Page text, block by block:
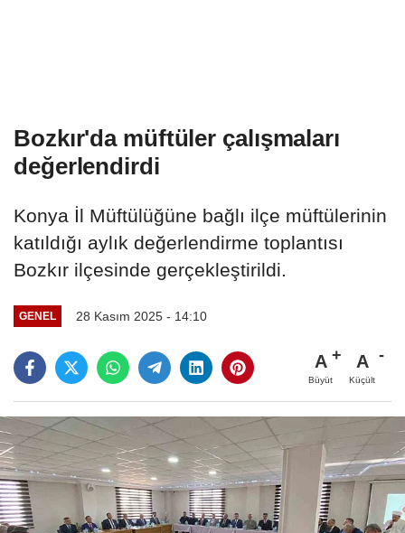
Bozkır'da müftüler çalışmaları
değerlendirdi
Konya İl Müftülüğüne bağlı ilçe müftülerinin
katıldığı aylık değerlendirme toplantısı
Bozkır ilçesinde gerçekleştirildi.
GENEL 28 Kasım 2025 - 14:10
A
Büyüt
A
Küçült